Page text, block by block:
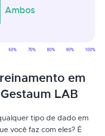
em
LAB
tipo de dado em
você faz com eles? É